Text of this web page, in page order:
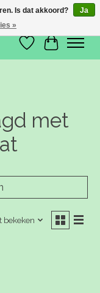
Verlanglijst
met
bekeken
Is dat akkoord?
Ja
»